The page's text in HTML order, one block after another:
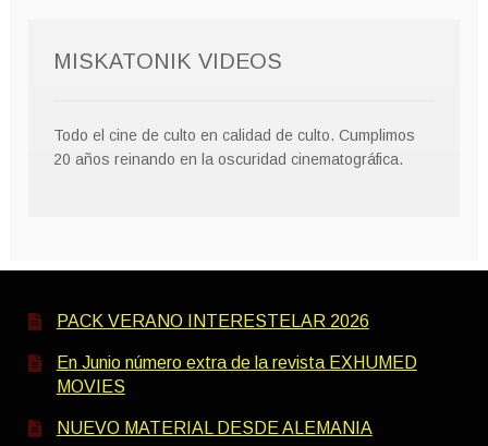
MISKATONIK VIDEOS
Todo el cine de culto en calidad de culto. Cumplimos
20 años reinando en la oscuridad cinematográfica.
PACK VERANO INTERESTELAR 2026
En Junio número extra de la revista EXHUMED
MOVIES
NUEVO MATERIAL DESDE ALEMANIA